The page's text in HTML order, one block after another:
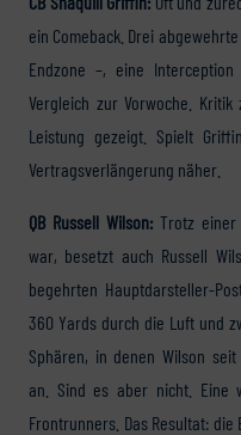
ein Comeback. Drei
Endzone –, eine
Vergleich zur Vorwoche.
Leistung gezeigt. Spielt
Vertragsverlängerung näher.
QB Russell Wilson:Trotz einer
war, besetzt auch Russell
begehrten Hauptdarsteller-
360 Yards durch die Luft und
Sphären, in denen Wilson
an. Sind es aber nicht. Eine
Frontrunners. Das Resultat: